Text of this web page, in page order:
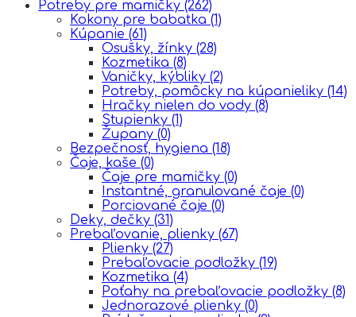
Potreby pre mamičky (262)
Kokony pre babatka (1)
Kúpanie (61)
Osušky, žínky (28)
Kozmetika (8)
Vaničky, kýbliky (2)
Potreby, pomôcky na kúpanieliky (14)
Hračky nielen do vody (8)
Stupienky (1)
Župany (0)
Bezpečnosť, hygiena (18)
Čaje, kaše (0)
Čaje pre mamičky (0)
Instantné, granulované čaje (0)
Porciované čaje (0)
Deky, dečky (31)
Prebaľovanie, plienky (67)
Plienky (27)
Prebaľovacie podložky (19)
Kozmetika (4)
Poťahy na prebaľovacie podložky (8)
Jednorazové plienky (0)